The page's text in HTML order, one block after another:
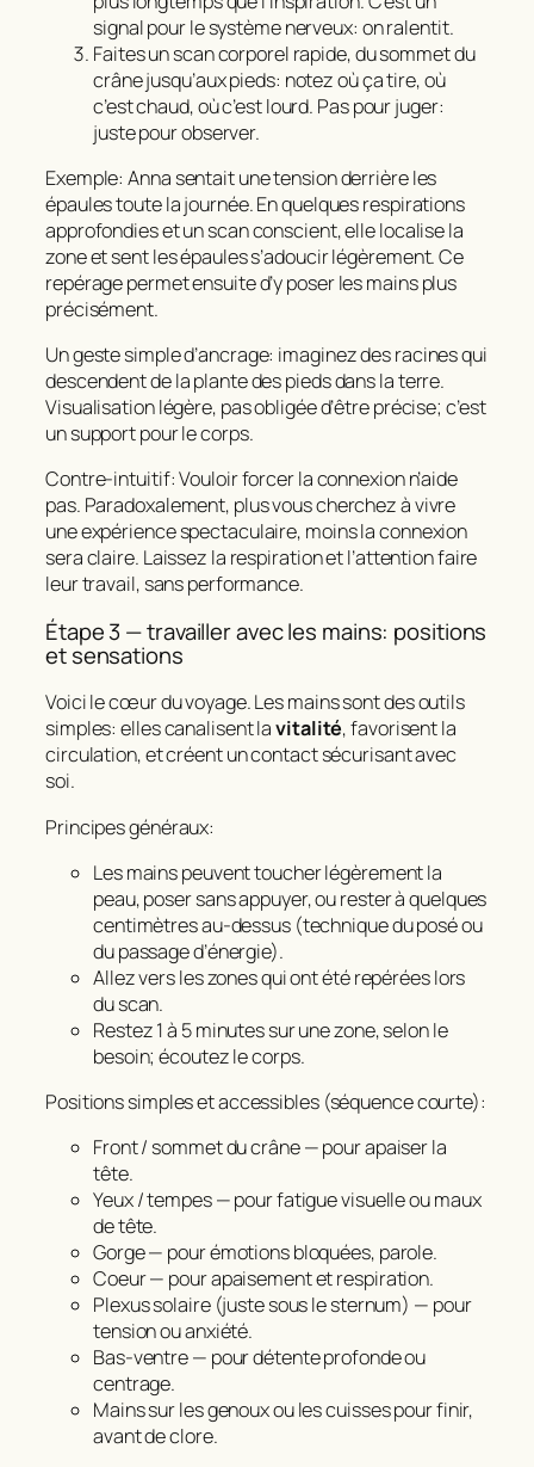
signal pour le système nerveux: on ralentit.
Faites un scan corporel rapide, du sommet du
crâne jusqu’aux pieds: notez où ça tire, où
c’est chaud, où c’est lourd. Pas pour juger:
juste pour observer.
Exemple: Anna sentait une tension derrière les
épaules toute la journée. En quelques respirations
approfondies et un scan conscient, elle localise la
zone et sent les épaules s’adoucir légèrement. Ce
repérage permet ensuite d’y poser les mains plus
précisément.
Un geste simple d’ancrage: imaginez des racines qui
descendent de la plante des pieds dans la terre.
Visualisation légère, pas obligée d’être précise; c’est
un support pour le corps.
Contre‑intuitif: Vouloirforcerla connexion n’aide
pas. Paradoxalement, plus vous cherchez à vivre
une expérience spectaculaire, moins la connexion
sera claire. Laissez la respiration et l’attention faire
leur travail, sans performance.
Étape 3 — travailler avec les mains: positions
et sensations
Voici le cœur du voyage. Les mains sont des outils
simples: elles canalisent lavitalité, favorisent la
circulation, et créent un contact sécurisant avec
soi.
Principes généraux:
Les mains peuvent toucher légèrement la
peau, poser sans appuyer, ou rester à quelques
centimètres au‑dessus (technique du posé ou
du passage d’énergie).
Allez vers les zones qui ont été repérées lors
du scan.
Restez 1 à 5 minutes sur une zone, selon le
besoin; écoutez le corps.
Positions simples et accessibles (séquence courte):
Front / sommet du crâne — pour apaiser la
tête.
Yeux / tempes — pour fatigue visuelle ou maux
de tête.
Gorge — pour émotions bloquées, parole.
Coeur — pour apaisement et respiration.
Plexus solaire (juste sous le sternum) — pour
tension ou anxiété.
Bas-ventre — pour détente profonde ou
centrage.
Mains sur les genoux ou les cuisses pour finir,
avant de clore.